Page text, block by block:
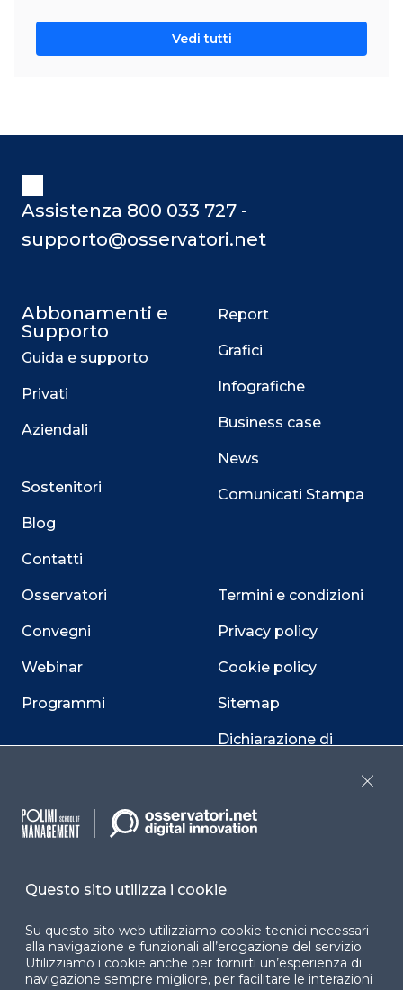
Vedi tutti
Assistenza 800 033 727 -
supporto@osservatori.net
Abbonamenti e
Supporto
Guida e supporto
Privati
Aziendali
Sostenitori
Blog
Contatti
Osservatori
Convegni
Webinar
Programmi
Report
Grafici
Infografiche
Business case
News
Comunicati Stampa
Termini e condizioni
Privacy policy
Cookie policy
Sitemap
Dichiarazione di
Facebook LinkedIn
YouTube X
Questo sito utilizza i cookie
Su questo sito web utilizziamo cookie tecnici necessari
alla navigazione e funzionali all’erogazione del servizio.
Utilizziamo i cookie anche per fornirti un’esperienza di
navigazione sempre migliore, per facilitare le interazioni